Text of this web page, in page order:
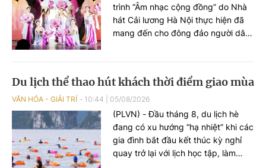
trình “Âm nhạc cộng đồng” do Nhà
hát Cải lương Hà Nội thực hiện đã
mang đến cho đông đảo người dân
múa hòa quyện trong không gian
của phố đi bộ hồ Hoàn Kiếm. Đặc
biệt, chương trình có sự giao lưu
của các nghệ sĩ đến từ phương
Nam, góp phần tạo nên cuộc gặp
gỡ nghệ thuật giàu cảm xúc.
Du lịch thể thao hút khách thời điểm giao mùa
VĂN HÓA - GIẢI TRÍ 10:44 05/08/2026
(PLVN) - Đầu tháng 8, du lịch hè
đang có xu hướng “hạ nhiệt” khi các
gia đình bắt đầu kết thúc kỳ nghỉ
quay trở lại với lịch học tập, làm